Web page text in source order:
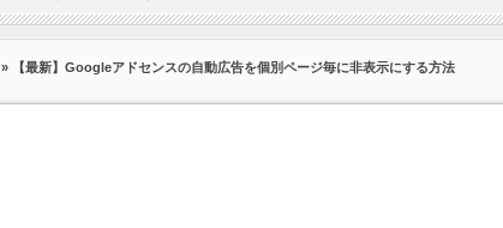
» 【最新】Googleアドセンスの自動広告を個別ページ毎に非表示にする方法